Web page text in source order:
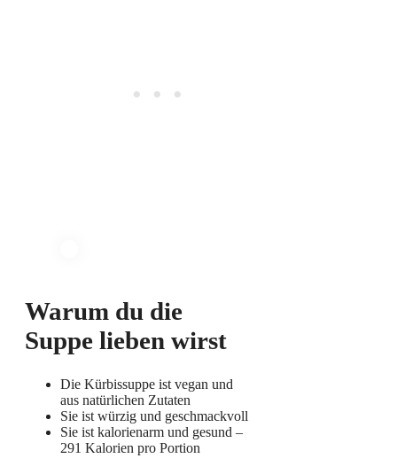
Warum du die
Suppe lieben wirst
Die Kürbissuppe ist vegan und
aus natürlichen Zutaten
Sie ist würzig und geschmackvoll
Sie ist kalorienarm und gesund –
291 Kalorien pro Portion